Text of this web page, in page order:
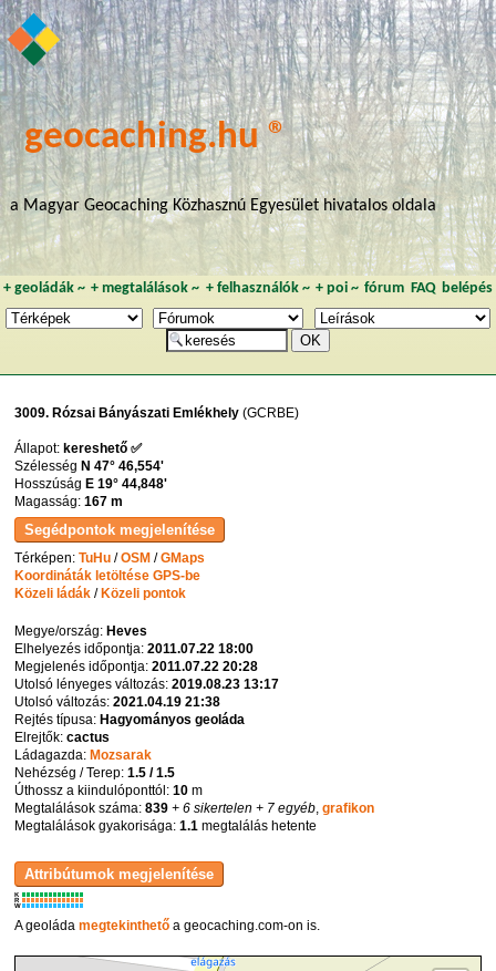
geocaching.hu ®
a Magyar Geocaching Közhasznú Egyesület hivatalos oldala
+ geoládák~ +megtalálások ~ + felhasználók~ + poi~ fórum FAQ belépés
3009. Rózsai Bányászati Emlékhely (GCRBE)
Állapot:kereshető ✅
SzélességN 47° 46,554'
HosszúságE 19° 44,848'
Magasság:167 m
Térképen:TuHu /OSM /GMaps
Koordináták letöltése GPS-be
Közeli ládák / Közeli pontok
Megye/ország: Heves
Elhelyezés időpontja:2011.07.22 18:00
Megjelenés időpontja:2011.07.22 20:28
Utolsó lényeges változás:2019.08.23 13:17
Utolsó változás:2021.04.19 21:38
Rejtés típusa: Hagyományos geoláda
Elrejtők:cactus
Ládagazda: Mozsarak
Nehézség / Terep:1.5 / 1.5
Úthossz a kiindulóponttól:10 m
Megtalálások száma:839 + 6 sikertelen + 7 egyéb,grafikon
Megtalálások gyakorisága:1.1 megtalálás hetente
K
R
W
A geoládamegtekinthető a geocaching.com-on is.